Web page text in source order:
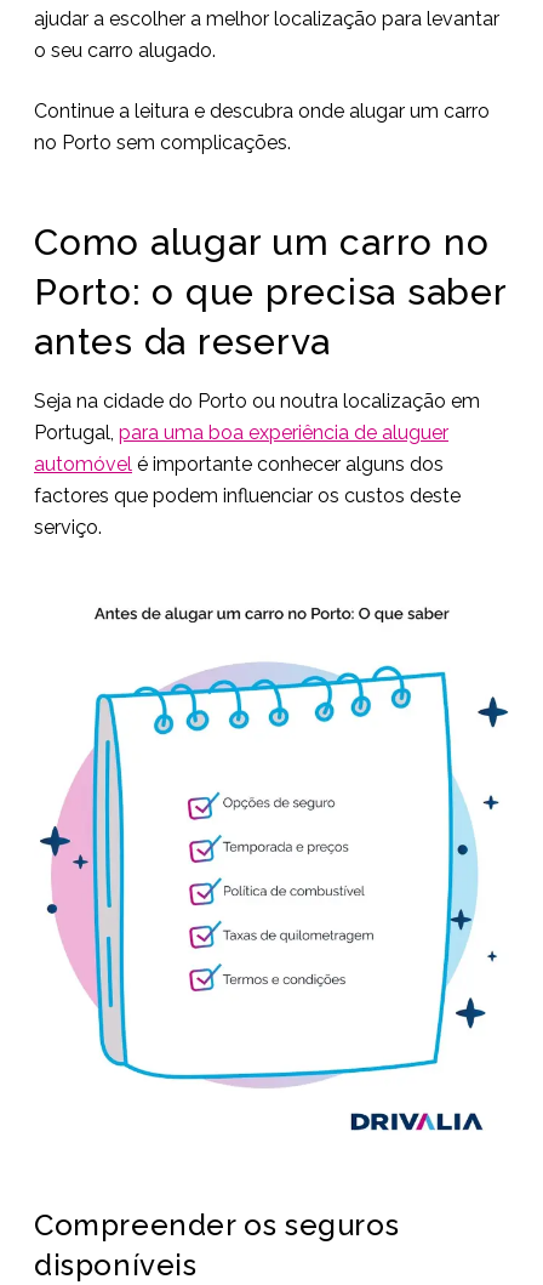
ajudar a escolher a melhor localização para levantar
o seu carro alugado.
Continue a leitura e descubra onde alugar um carro
no Porto sem complicações.
Como alugar um carro no
Porto: o que precisa saber
antes da reserva
Seja na cidade do Porto ou noutra localização em
Portugal, para uma boa experiência de aluguer
automóvel é importante conhecer alguns dos
factores que podem influenciar os custos deste
serviço.
Compreender os seguros
disponíveis